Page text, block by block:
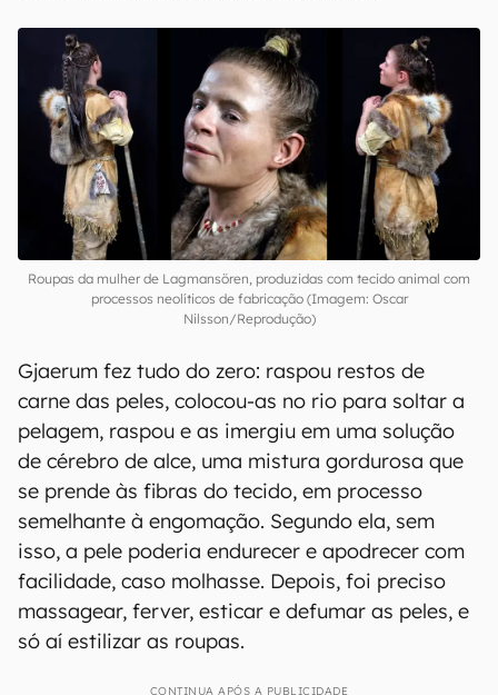
Roupas da mulher de Lagmansören, produzidas com tecido animal com
processos neolíticos de fabricação (Imagem: Oscar
Nilsson/Reprodução)
Gjaerum fez tudo do zero: raspou restos de
carne das peles, colocou-as no rio para soltar a
pelagem, raspou e as imergiu em uma solução
de cérebro de alce, uma mistura gordurosa que
se prende às fibras do tecido, em processo
semelhante à engomação. Segundo ela, sem
isso, a pele poderia endurecer e apodrecer com
facilidade, caso molhasse. Depois, foi preciso
massagear, ferver, esticar e defumar as peles, e
só aí estilizar as roupas.
CONTINUA APÓS A PUBLICIDADE